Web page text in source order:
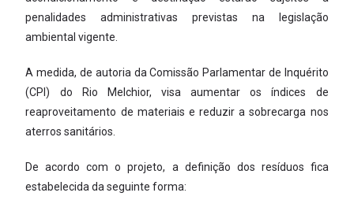
penalidades administrativas previstas na legislação
ambiental vigente.
A medida, de autoria da Comissão Parlamentar de Inquérito
(CPI) do Rio Melchior, visa aumentar os índices de
reaproveitamento de materiais e reduzir a sobrecarga nos
aterros sanitários.
De acordo com o projeto, a definição dos resíduos fica
estabelecida da seguinte forma: